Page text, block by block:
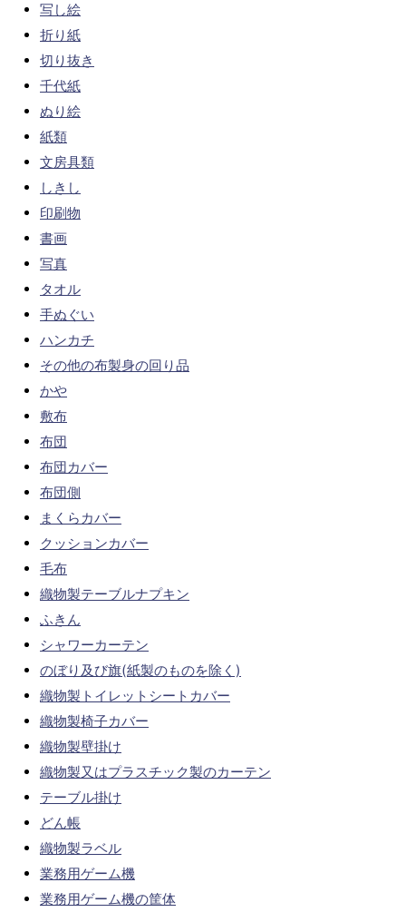
写し絵
折り紙
切り抜き
千代紙
ぬり絵
紙類
文房具類
しきし
印刷物
書画
写真
タオル
手ぬぐい
ハンカチ
その他の布製身の回り品
かや
敷布
布団
布団カバー
布団側
まくらカバー
クッションカバー
毛布
織物製テーブルナプキン
ふきん
シャワーカーテン
のぼり及び旗(紙製のものを除く)
織物製トイレットシートカバー
織物製椅子カバー
織物製壁掛け
織物製又はプラスチック製のカーテン
テーブル掛け
どん帳
織物製ラベル
業務用ゲーム機
業務用ゲーム機の筐体